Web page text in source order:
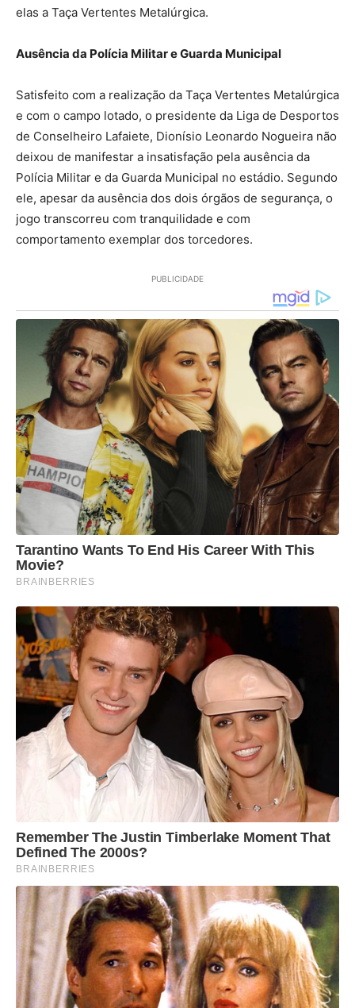
elas a Taça Vertentes Metalúrgica.
Ausência da Polícia Militar e Guarda Municipal
Satisfeito com a realização da Taça Vertentes Metalúrgica
e com o campo lotado, o presidente da Liga de Desportos
de Conselheiro Lafaiete, Dionísio Leonardo Nogueira não
deixou de manifestar a insatisfação pela ausência da
Polícia Militar e da Guarda Municipal no estádio. Segundo
ele, apesar da ausência dos dois órgãos de segurança, o
jogo transcorreu com tranquilidade e com
comportamento exemplar dos torcedores.
PUBLICIDADE